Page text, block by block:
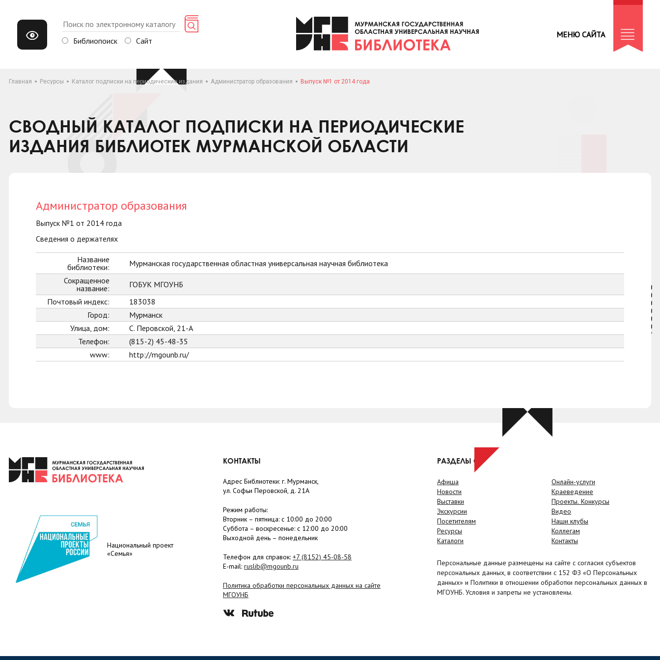
Библиопоиск Сайт
МЕНЮ САЙТА
Главная Ресурсы Каталог подписки на периодические издания Администратор образования Выпуск №1 от 2014 года
СВОДНЫЙ КАТАЛОГ ПОДПИСКИ НА ПЕРИОДИЧЕСКИЕ
ИЗДАНИЯ БИБЛИОТЕК МУРМАНСКОЙ ОБЛАСТИ
Администратор образования
Выпуск №1 от 2014 года
Сведения о держателях
Название
библиотеки:
Мурманская государственная областная универсальная научная библиотека
Сокращенное
название:
ГОБУК МГОУНБ
Почтовый индекс:
183038
Город:
Мурманск
Улица, дом:
С. Перовской, 21-А
Телефон:
(815-2) 45-48-35
www:
http://mgounb.ru/
Национальный проект
«Семья»
КОНТАКТЫ
Адрес Библиотеки: г. Мурманск,
ул. Софьи Перовской, д. 21А
Режим работы:
Вторник – пятница: с 10:00 до 20:00
Суббота – воскресенье: c 12:00 до 20:00
Выходной день – понедельник
Телефон для справок: +7 (8152) 45-08-58
E-mail: ruslib@mgounb.ru
Политика обработки персональных данных на сайте
МГОУНБ
РАЗДЕЛЫ САЙТА
Афиша
Новости
Выставки
Экскурсии
Посетителям
Ресурсы
Каталоги
Онлайн-услуги
Краеведение
Проекты. Конкурсы
Видео
Наши клубы
Коллегам
Контакты
Персональные данные размещены на сайте с согласия субъектов
персональных данных, в соответствии с 152 ФЗ «О Персональных
данных» и Политики в отношении обработки персональных данных в
МГОУНБ. Условия и запреты не установлены.